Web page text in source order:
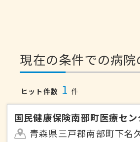
現在の条件での病
ヒット件数 1 件
国民健康保険南部町医療セン
青森県三戸郡南部町下名